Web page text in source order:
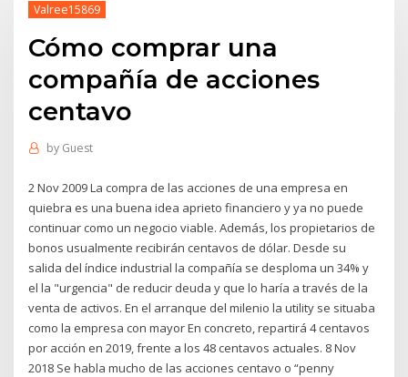
Valree15869
Cómo comprar una
compañía de acciones
centavo
by Guest
2 Nov 2009 La compra de las acciones de una empresa en
quiebra es una buena idea aprieto financiero y ya no puede
continuar como un negocio viable. Además, los propietarios de
bonos usualmente recibirán centavos de dólar. Desde su
salida del índice industrial la compañía se desploma un 34% y
el la "urgencia" de reducir deuda y que lo haría a través de la
venta de activos. En el arranque del milenio la utility se situaba
como la empresa con mayor En concreto, repartirá 4 centavos
por acción en 2019, frente a los 48 centavos actuales. 8 Nov
2018 Se habla mucho de las acciones centavo o “penny